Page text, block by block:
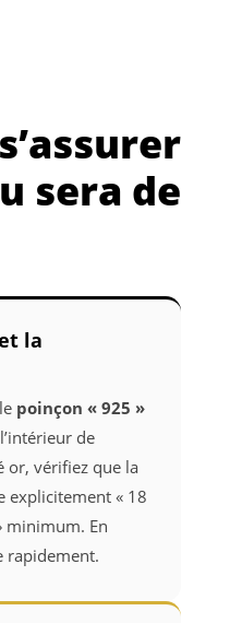
sera de
la
poinçon « 925 »
de
or, vérifiez que la
explicitement « 18
minimum. En
rapidement.